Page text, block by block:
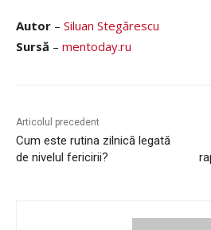
Autor – Siluan Stegărescu
Sursă – mentoday.ru
Articolul precedent
Cum este rutina zilnică legată
de nivelul fericirii?